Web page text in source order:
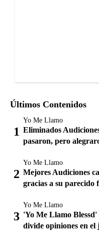
Últimos Contenidos
Yo Me Llamo
Eliminados
pasaron, pero
Yo Me Llamo
Mejores Audiciones
gracias a su parecido
Yo Me Llamo
'Yo Me Llamo
divide opiniones en el